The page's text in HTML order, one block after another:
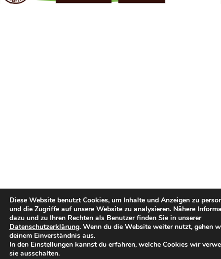
Diese Website benutzt Cookies, um Inhalte und Anzeigen zu
und die Zugriffe auf unsere Website zu analysieren. Nähere
dazu und zu Ihren Rechten als Benutzer finden Sie in unserer
Datenschutzerklärung. Wenn du die Website weiter nutzt, gehen
deinem Einverständnis aus.
In den Einstellungen kannst du erfahren, welche Cookies wir
sie ausschalten.